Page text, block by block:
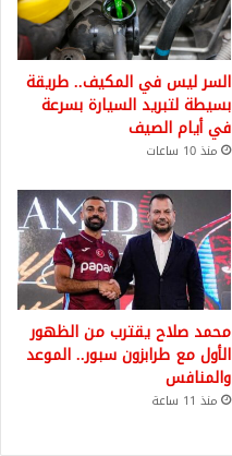
السر ليس في المكيف.. طريقة
بسيطة لتبريد السيارة بسرعة
في أيام الصيف
منذ 10 ساعات
محمد صلاح يقترب من الظهور
الأول مع طرابزون سبور.. الموعد
والمنافس
منذ 11 ساعة